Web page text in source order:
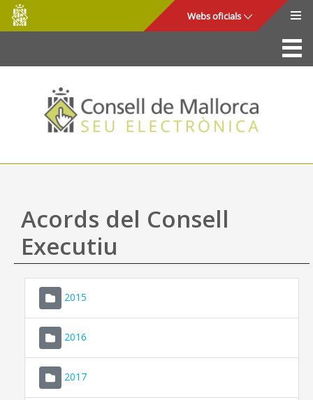
Salta al contingut principal
Consell
de
Mallorca
Webs oficials
La Seu
Consell de Mallorca
Accés i seguretat
Utilitats
Ajuda
Acords del Consell
Executiu
2015
2016
2017